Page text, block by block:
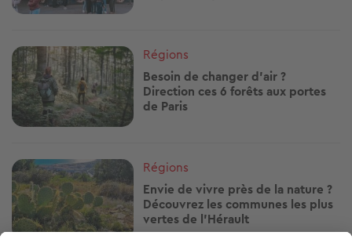
Image
Régions
Besoin de changer d'air ?
Direction ces 6 forêts aux portes
de Paris
Image
Régions
Envie de vivre près de la nature ?
Découvrez les communes les plus
vertes de l’Hérault